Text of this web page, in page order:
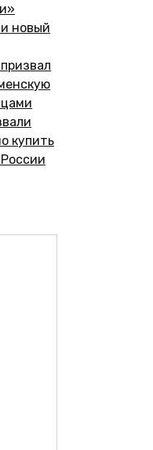
новый
купить